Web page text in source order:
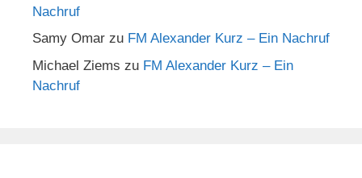
Nachruf
Samy Omar zu FM Alexander Kurz – Ein Nachruf
Michael Ziems zu FM Alexander Kurz – Ein
Nachruf